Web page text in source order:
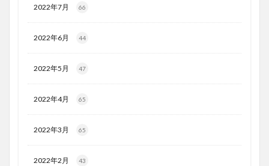
2022年7月 66
2022年6月 44
2022年5月 47
2022年4月 65
2022年3月 65
2022年2月 43